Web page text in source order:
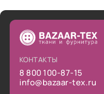
КОНТАКТЫ
8 800 100-87-15
info@bazaar-tex.ru